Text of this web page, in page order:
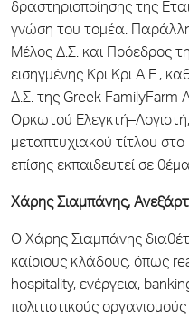
δραστηριοποίησης της
γνώση του τομέα.
Μέλος Δ.Σ. και Πρόεδρος
εισηγμένης Κρι Κρι Α.Ε.,
Δ.Σ. της Greek FamilyFarm
Ορκωτού
μεταπτυχιακού τίτλου
επίσης εκπαιδευτεί σε
Χάρης Σιαμπάνης,
Ο Χάρης Σιαμπάνης
καίριους κλάδους, όπως
hospitality, ενέργεια,
πολιτιστικούς